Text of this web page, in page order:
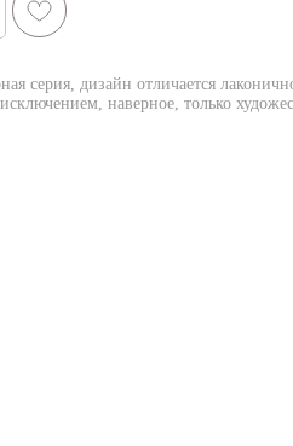
серия, дизайн отличается
наверное, только